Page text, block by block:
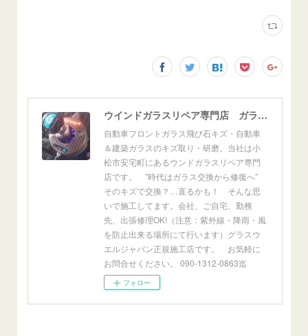
ウインドガラスリペア専門店 ガラスリペア・ヨシダ グラスウェルドジャパン 正規施工店 小松市
自動車フロントガラス飛び石キズ・自動車
＆建築ガラスのキズ取り・研磨。当社は小
松市安宅町にあるウンドガラスリペア専門
店です。 ”時代はガラス交換から修復へ”
そのキズで交換？…直るかも！ そんな思
いで施工してます。会社、ご自宅、勤務
先、出張修理OK!（注意：紫外線・降雨・風
を防止出来る場所にて行います）グラスウ
エルジャパン正規施工店です。 お気軽に
お問合せください。 090-1312-0863迄
フォロー